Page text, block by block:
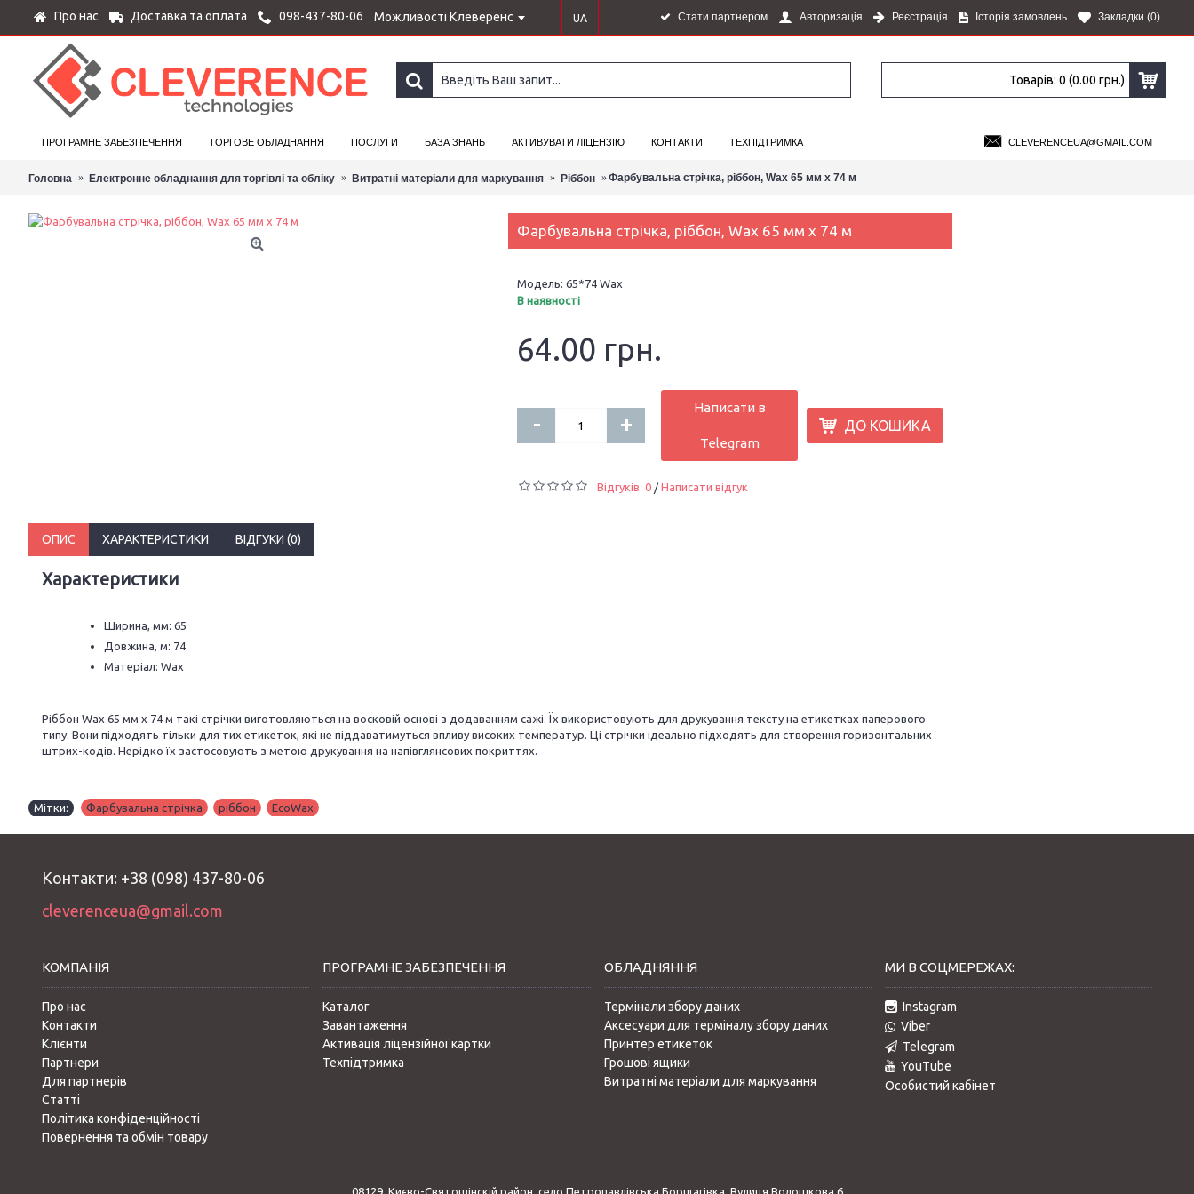
Про нас Доставка та оплата 098-437-80-06 Можливості Клеверенс UA Стати партнером Авторизація Реєстрація Історія замовлень Закладки (0)
Товарів: 0 (0.00 грн.)
ПРОГРАМНЕ ЗАБЕЗПЕЧЕННЯ ТОРГОВЕ ОБЛАДНАННЯ ПОСЛУГИ БАЗА ЗНАНЬ АКТИВУВАТИ ЛІЦЕНЗІЮ КОНТАКТИ ТЕХПІДТРИМКА CLEVERENCEUA@GMAIL.COM
Головна Електронне обладнання для торгівлі та обліку Витратні матеріали для маркування Ріббон Фарбувальна стрічка, ріббон, Wax 65 мм х 74 м
Фарбувальна стрічка, ріббон, Wax 65 мм х 74 м
Модель: 65*74 Wax
В наявності
64.00 грн.
- +
Написати в
Telegram
ДО КОШИКА
Відгуків: 0 / Написати відгук
ОПИС ХАРАКТЕРИСТИКИ ВІДГУКИ (0)
Характеристики
Ширина, мм: 65
Довжина, м: 74
Матеріал: Wax
Ріббон Wax 65 мм х 74 м такі стрічки виготовляються на восковій основі з додаванням сажі. Їх використовують для друкування тексту на етикетках паперового
типу. Вони підходять тільки для тих етикеток, які не піддаватимуться впливу високих температур. Ці стрічки ідеально підходять для створення горизонтальних
штрих-кодів. Нерідко їх застосовують з метою друкування на напівглянсових покриттях.
Мітки: Фарбувальна стрічка ріббон EcoWax
Контакти: +38 (098) 437-80-06
cleverenceua@gmail.com
КОМПАНІЯ
Про нас
Контакти
Клієнти
Партнери
Для партнерів
Статті
Політика конфіденційності
Повернення та обмін товару
ПРОГРАМНЕ ЗАБЕЗПЕЧЕННЯ
Каталог
Завантаження
Активація ліцензійної картки
Техпідтримка
ОБЛАДНЯННЯ
Термінали збору даних
Аксесуари для терміналу збору даних
Принтер етикеток
Грошові ящики
Витратні матеріали для маркування
МИ В СОЦМЕРЕЖАХ:
Instagram
Viber
Telegram
YouTube
Особистий кабінет
08129, Києво-Cвятошінскій район, село Петропавлівська Борщагівка, Вулиця Волошкова 6